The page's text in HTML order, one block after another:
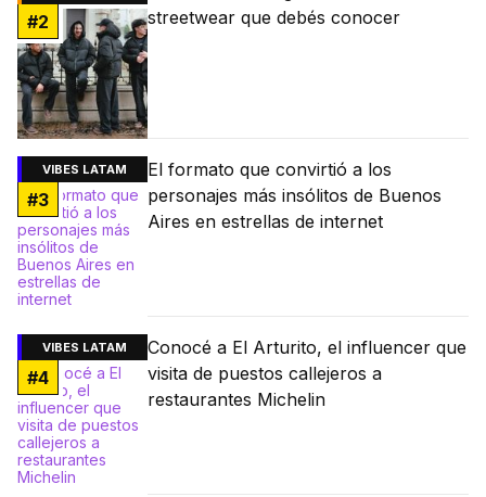
#2
streetwear que debés conocer
VIBES LATAM
#3
El formato que convirtió a los
personajes más insólitos de Buenos
Aires en estrellas de internet
VIBES LATAM
#4
Conocé a El Arturito, el influencer que
visita de puestos callejeros a
restaurantes Michelin